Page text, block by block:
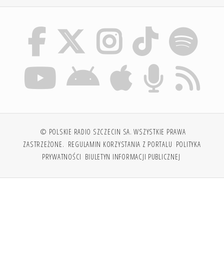
© POLSKIE RADIO SZCZECIN SA. WSZYSTKIE PRAWA
ZASTRZEŻONE. REGULAMIN KORZYSTANIA Z PORTALU POLITYKA
PRYWATNOŚCI BIULETYN INFORMACJI PUBLICZNEJ